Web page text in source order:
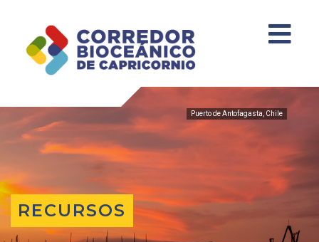
Puerto de Antofagasta, Chile
RECURSOS